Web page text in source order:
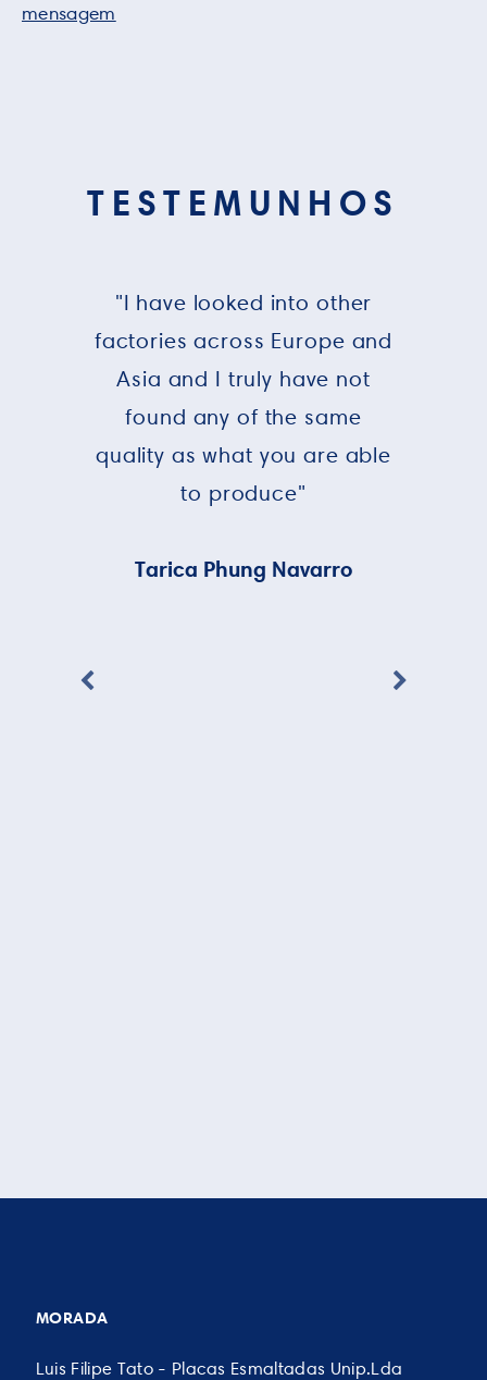
mensagem
TESTEMUNHOS
"I have looked into other
factories across Europe and
Asia and I truly have not
found any of the same
quality as what you are able
to produce"
Tarica Phung Navarro
MORADA
Luis Filipe Tato - Placas Esmaltadas Unip.Lda